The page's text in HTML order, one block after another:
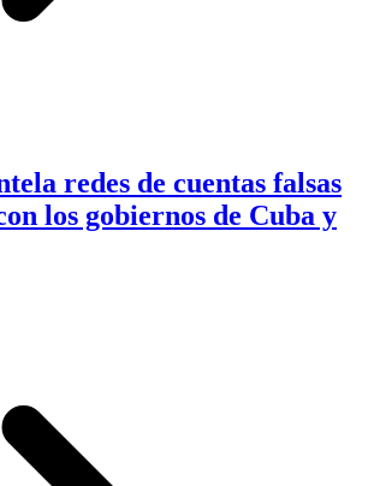
redes de cuentas falsas
los gobiernos de Cuba y